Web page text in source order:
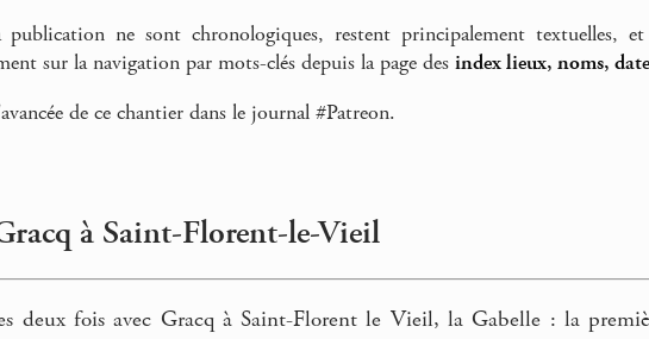
ne sont chronologiques, restent principalement textuelles,
sur la navigation par mots-clés depuis la page des index lieux, noms,
de ce chantier dans le journal #Patreon.
à Saint-Florent-le-Vieil
deux fois avec Gracq à Saint-Florent le Vieil, la Gabelle : la